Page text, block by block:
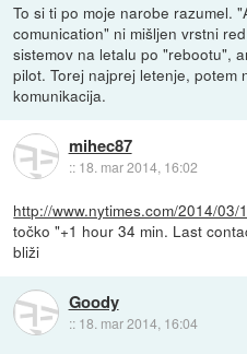
To si ti po moje narobe razumel.
comunication" ni mišljen vrstni
sistemov na letalu po "rebootu",
pilot. Torej najprej letenje, potem
komunikacija.
mihec87
:: 18. mar 2014, 16:02
http://www.nytimes.com/2014/03/
točko "+1 hour 34 min. Last
bliži
Goody
:: 18. mar 2014, 16:04